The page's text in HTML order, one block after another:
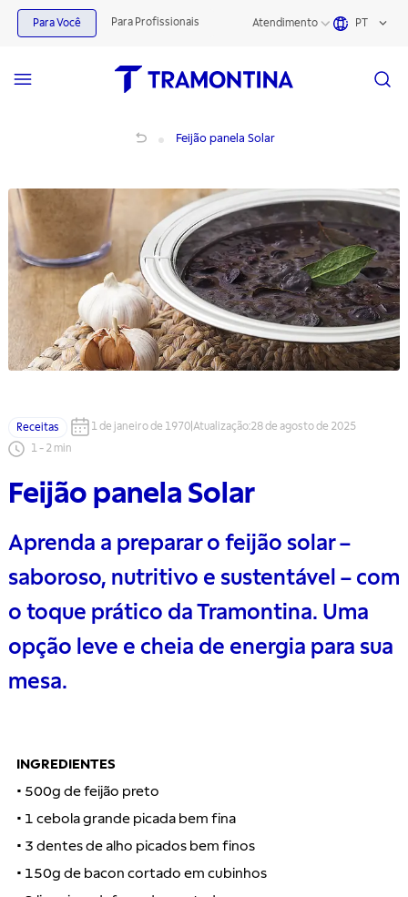
Para Você Para Profissionais Atendimento PT
Feijão panela Solar
Receitas 1 de janeiro de 1970 Atualização:28 de agosto de 2025
1- 2 min
Feijão panela Solar
Aprenda a preparar o feijão solar –
saboroso, nutritivo e sustentável – com
o toque prático da Tramontina. Uma
opção leve e cheia de energia para sua
mesa.
INGREDIENTES
• 500g de feijão preto
• 1 cebola grande picada bem fina
• 3 dentes de alho picados bem finos
• 150g de bacon cortado em cubinhos